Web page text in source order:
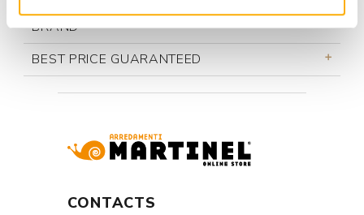
BRAND
BEST PRICE GUARANTEED
CONTACTS